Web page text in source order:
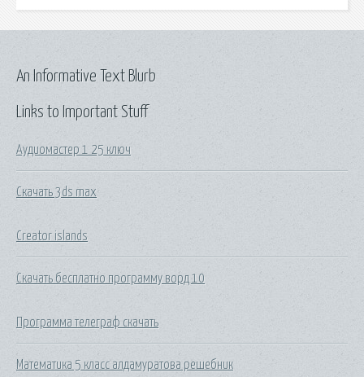
Links to Important Stuff
Аудиомастер 1 25 ключ
Скачать 3ds max
Creator islands
Скачать бесплатно программу ворд 10
Программа телеграф скачать
Математика 5 класс алдамуратова решебник
An Informative Text Blurb